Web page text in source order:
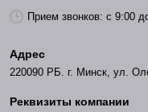
Прием звонков: с 9:00
Адрес
220090 РБ. г. Минск, ул.
Реквизиты компании